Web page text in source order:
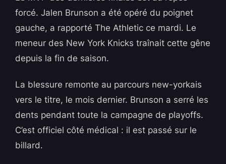
forcé. Jalen Brunson a été opéré du poignet
gauche, a rapporté The Athletic ce mardi. Le
meneur des New York Knicks traînait cette gêne
depuis la fin de saison.
La blessure remonte au parcours new-yorkais
vers le titre, le mois dernier. Brunson a serré les
dents pendant toute la campagne de playoffs.
C’est officiel côté médical : il est passé sur le
billard.